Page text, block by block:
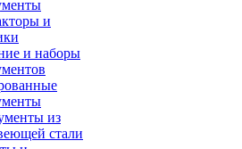
и
и наборы
из
стали